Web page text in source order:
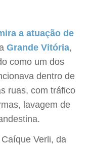
a atuação de
Grande Vitória,
como um dos
dentro de
ruas, com tráfico
lavagem de
Verli, da